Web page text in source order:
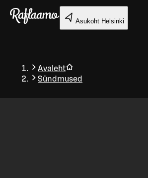
Liigu peamise sisu juurde
Asukoht Helsinki
Avaleht
Sündmused
Tagasi